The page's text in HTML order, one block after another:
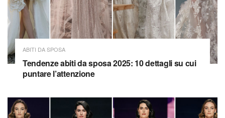
ABITI DA SPOSA
Tendenze abiti da sposa 2025: 10 dettagli su cui
puntare l’attenzione